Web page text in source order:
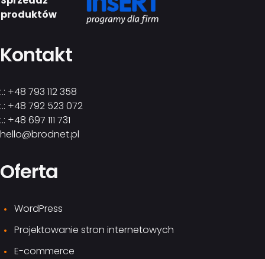
produktów
Kontakt
:.: +48 793 112 358
:.: +48 792 523 072
:.: +48 697 111 731
hello@brodnet.pl
Oferta
WordPress
Projektowanie stron internetowych
E-commerce